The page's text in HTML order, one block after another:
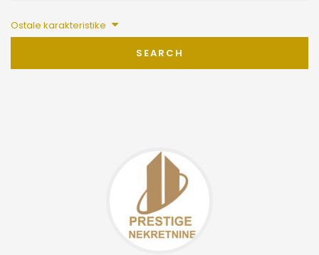
Ostale karakteristike
SEARCH